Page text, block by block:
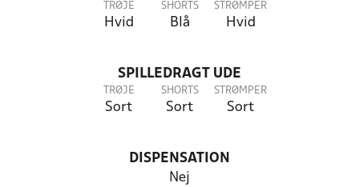
TRØJE
Hvid
SHORTS
Blå
STRØMPER
Hvid
SPILLEDRAGT UDE
TRØJE
Sort
SHORTS
Sort
STRØMPER
Sort
DISPENSATION
Nej